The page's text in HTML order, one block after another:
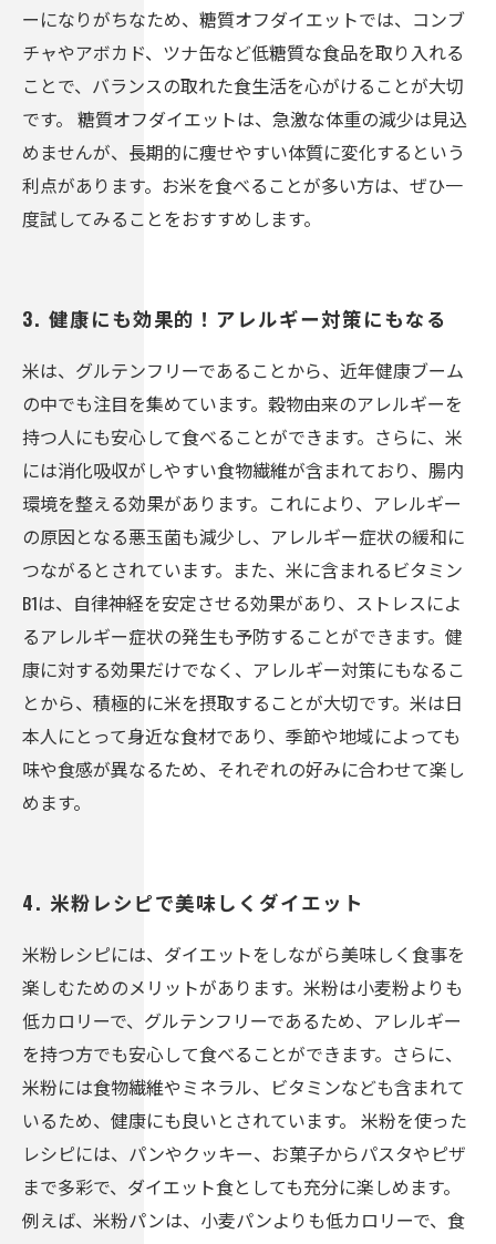
ーになりがちなため、糖質オフダイエットでは、コンブ
チャやアボカド、ツナ缶など低糖質な食品を取り入れる
ことで、バランスの取れた食生活を心がけることが大切
です。 糖質オフダイエットは、急激な体重の減少は見込
めませんが、長期的に痩せやすい体質に変化するという
利点があります。お米を食べることが多い方は、ぜひ一
度試してみることをおすすめします。
3. 健康にも効果的！アレルギー対策にもなる
米は、グルテンフリーであることから、近年健康ブーム
の中でも注目を集めています。穀物由来のアレルギーを
持つ人にも安心して食べることができます。さらに、米
には消化吸収がしやすい食物繊維が含まれており、腸内
環境を整える効果があります。これにより、アレルギー
の原因となる悪玉菌も減少し、アレルギー症状の緩和に
つながるとされています。また、米に含まれるビタミン
B1は、自律神経を安定させる効果があり、ストレスによ
るアレルギー症状の発生も予防することができます。健
康に対する効果だけでなく、アレルギー対策にもなるこ
とから、積極的に米を摂取することが大切です。米は日
本人にとって身近な食材であり、季節や地域によっても
味や食感が異なるため、それぞれの好みに合わせて楽し
めます。
4. 米粉レシピで美味しくダイエット
米粉レシピには、ダイエットをしながら美味しく食事を
楽しむためのメリットがあります。米粉は小麦粉よりも
低カロリーで、グルテンフリーであるため、アレルギー
を持つ方でも安心して食べることができます。さらに、
米粉には食物繊維やミネラル、ビタミンなども含まれて
いるため、健康にも良いとされています。 米粉を使った
レシピには、パンやクッキー、お菓子からパスタやピザ
まで多彩で、ダイエット食としても充分に楽しめます。
例えば、米粉パンは、小麦パンよりも低カロリーで、食